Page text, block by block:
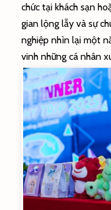
chức tại khách sạn
gian lộng lẫy và sự
nghiệp nhìn lại một
vinh những cá nhân